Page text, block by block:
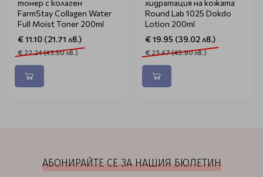
тонер с колаген
FarmStay Collagen Water
Full Moist Toner 200ml
€ 11.10 (21.71 лв.)
€ 22.24 (43.50 лв.)
хидратация на кожата
Round Lab 1025 Dokdo
Lotion 200ml
€ 19.95 (39.02 лв.)
€ 23.47 (45.90 лв.)
АБОНИРАЙТЕ СЕ ЗА НАШИЯ БЮЛЕТИН